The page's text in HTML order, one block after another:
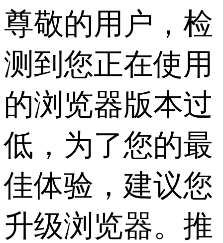
尊敬的用户，检
测到您正在使用
的浏览器版本过
低，为了您的最
佳体验，建议您
升级浏览器。推